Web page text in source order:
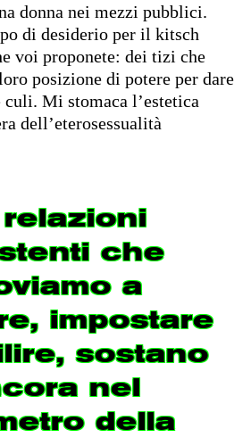
donna nei mezzi pubblici.
di desiderio per il kitsch
voi proponete: dei tizi che
posizione di potere per dare
culi. Mi stomaca l’estetica
dell’eterosessualità
relazioni
che
a
impostare
sostano
nel
della